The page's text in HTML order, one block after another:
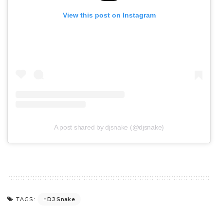
View this post on Instagram
A post shared by djsnake (@djsnake)
TAGS: DJ Snake